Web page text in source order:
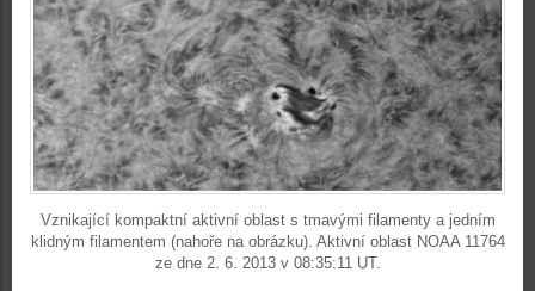
Vznikající kompaktní aktivní oblast s tmavými filamenty a jedním
klidným filamentem (nahoře na obrázku). Aktivní oblast NOAA 11764
ze dne 2. 6. 2013 v 08:35:11 UT.